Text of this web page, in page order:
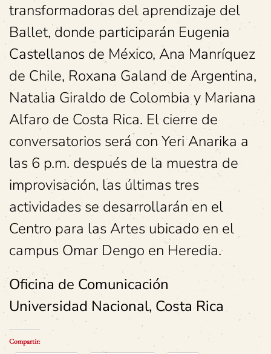
transformadoras del aprendizaje del
Ballet, donde participarán Eugenia
Castellanos de México, Ana Manríquez
de Chile, Roxana Galand de Argentina,
Natalia Giraldo de Colombia y Mariana
Alfaro de Costa Rica. El cierre de
conversatorios será con Yeri Anarika a
las 6 p.m. después de la muestra de
improvisación, las últimas tres
actividades se desarrollarán en el
Centro para las Artes ubicado en el
campus Omar Dengo en Heredia.
Oficina de Comunicación
Universidad Nacional, Costa Rica
Compartir: